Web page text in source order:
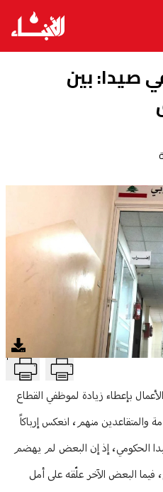
صيدا: بين
والتعليق T
بإعطاء زيادة لموظفي القطاع
والمتقاعدين منهم، انعكس إرباكاً
الحكومي، إذ إن البعض لم يهضم
فيما البعض الآخر علّقه على أمل